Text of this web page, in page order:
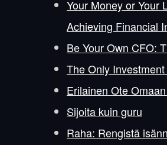
Your Money or Your
Achieving Financial
Be Your Own CFO:
The Only
Erilainen Ote
Sijoita kuin guru
Raha: Rengistä